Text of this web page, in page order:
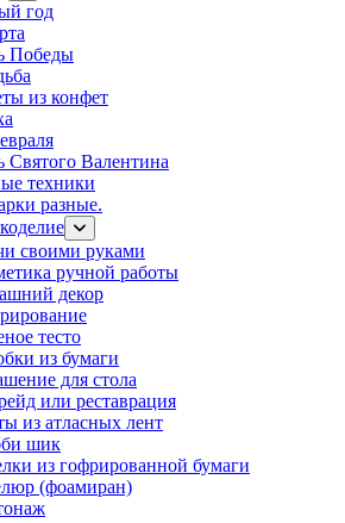
год
Победы
из конфет
Святого Валентина
техники
разные.
своими руками
ручной работы
декор
тесто
из бумаги
для стола
или реставрация
из атласных лент
шик
из гофрированной бумаги
(фоамиран)